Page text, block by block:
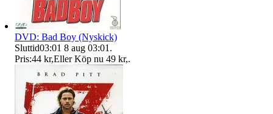
DVD: Bad Boy (Nyskick)
Sluttid03:01 8 aug 03:01 .
Pris:44 kr,Eller Köp nu 49 kr,.